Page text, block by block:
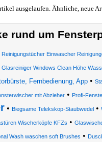
ausgelaufen. Ähnliche, neue
rund um
Einwascher
Windows Clean Höhe
Fernbedienung, App •
mit Abzieher • Profi-
• Biegsame Telekskop-Staubwedel •
Wischerköpfe KFZs •
Wash waschen soft Brushes •